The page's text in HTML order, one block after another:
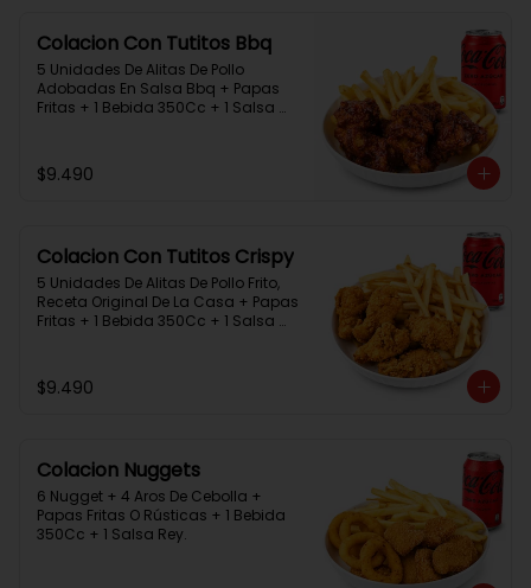
Colacion Con Tutitos Bbq
5 Unidades De Alitas De Pollo
Adobadas En Salsa Bbq + Papas
Fritas + 1 Bebida 350Cc + 1 Salsa
$9.490
Colacion Con Tutitos Crispy
5 Unidades De Alitas De Pollo Frito,
Receta Original De La Casa + Papas
Fritas + 1 Bebida 350Cc + 1 Salsa
$9.490
Colacion Nuggets
6 Nugget + 4 Aros De Cebolla +
Papas Fritas O Rústicas + 1 Bebida
350Cc + 1 Salsa Rey.